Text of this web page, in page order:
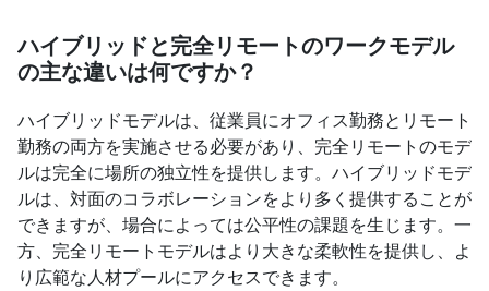
ハイブリッドと完全リモートのワークモデル
の主な違いは何ですか？
ハイブリッドモデルは、従業員にオフィス勤務とリモート
勤務の両方を実施させる必要があり、完全リモートのモデ
ルは完全に場所の独立性を提供します。ハイブリッドモデ
ルは、対面のコラボレーションをより多く提供することが
できますが、場合によっては公平性の課題を生じます。一
方、完全リモートモデルはより大きな柔軟性を提供し、よ
り広範な人材プールにアクセスできます。